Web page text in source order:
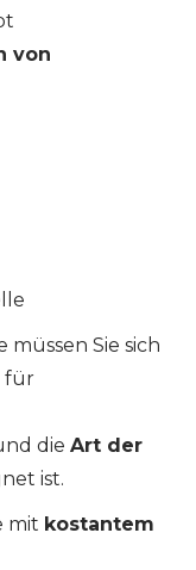
von
Sie sich
für
die Art der
ist.
mit kostantem